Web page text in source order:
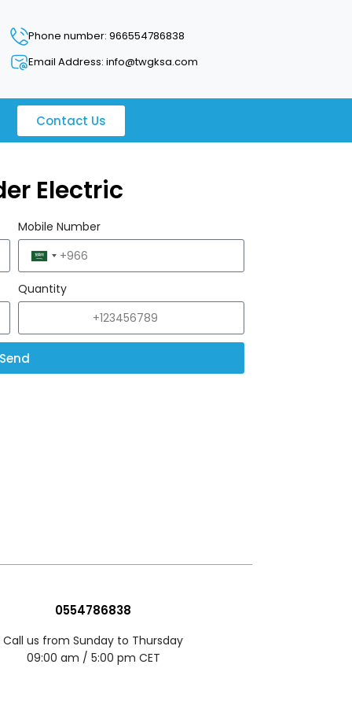
Phone number: 966554786838
Email Address: info@twgksa.com
Contact Us
Electric
Mobile Number
Saudi
Arabia
+966
Quantity
Send
0554786838
Call us from Sunday to Thursday
09:00 am / 5:00 pm CET